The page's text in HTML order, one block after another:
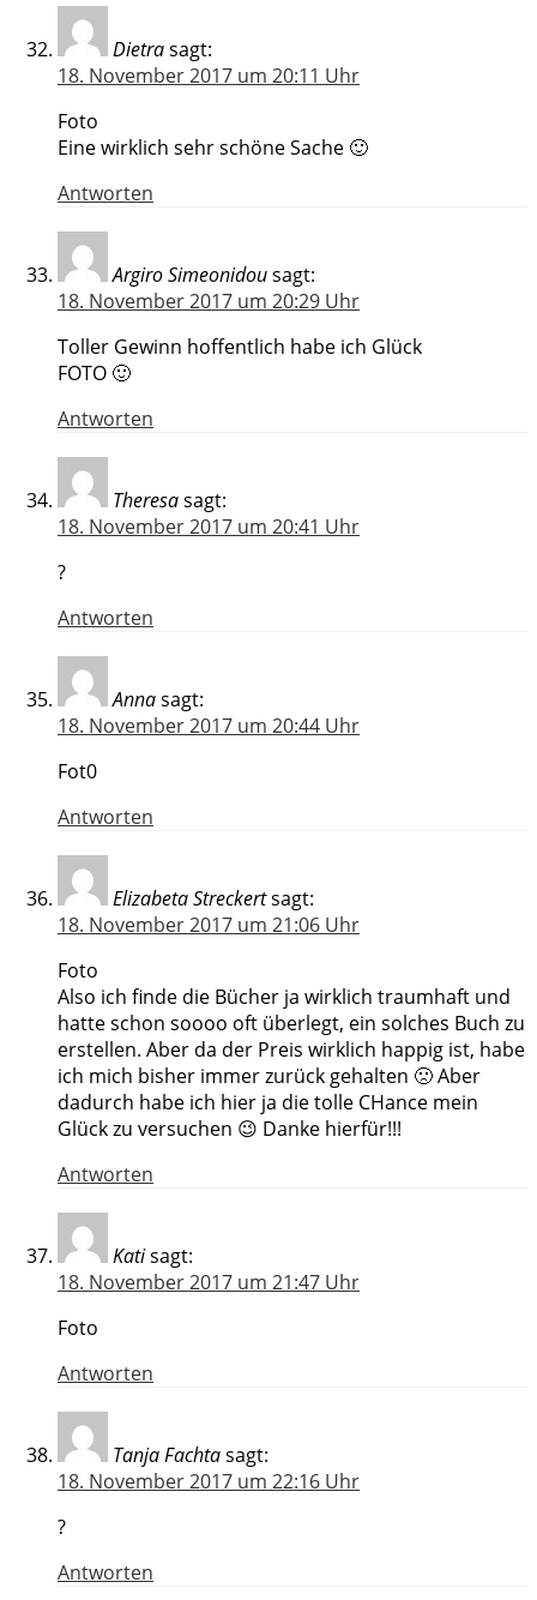
Dietrasagt:
18. November 2017 um 20:11 Uhr
Foto
Eine wirklich sehr schöne Sache 🙂
Antworten
Argiro Simeonidousagt:
18. November 2017 um 20:29 Uhr
Toller Gewinn hoffentlich habe ich Glück
FOTO 🙂
Antworten
Theresasagt:
18. November 2017 um 20:41 Uhr
?
Antworten
Annasagt:
18. November 2017 um 20:44 Uhr
Fot0
Antworten
Elizabeta Streckertsagt:
18. November 2017 um 21:06 Uhr
Foto
Also ich finde die Bücher ja wirklich traumhaft und
hatte schon soooo oft überlegt, ein solches Buch zu
erstellen. Aber da der Preis wirklich happig ist, habe
ich mich bisher immer zurück gehalten 🙁 Aber
dadurch habe ich hier ja die tolle CHance mein
Glück zu versuchen 😉 Danke hierfür!!!
Antworten
Katisagt:
18. November 2017 um 21:47 Uhr
Foto
Antworten
Tanja Fachtasagt:
18. November 2017 um 22:16 Uhr
?
Antworten